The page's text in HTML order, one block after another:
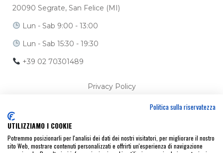
20090 Segrate, San Felice (MI)
Lun - Sab 9:00 - 13:00
Lun - Sab 15:30 - 19:30
+39 02 70301489
Privacy Policy
Ci trovi anche su
Politica sulla riservatezza
UTILIZZIAMO I COOKIE
Potremmo posizionarli per l'analisi dei dati dei nostri visitatori, per migliorare il nostro
sito Web, mostrare contenuti personalizzati e offrirti un'esperienza di navigazione